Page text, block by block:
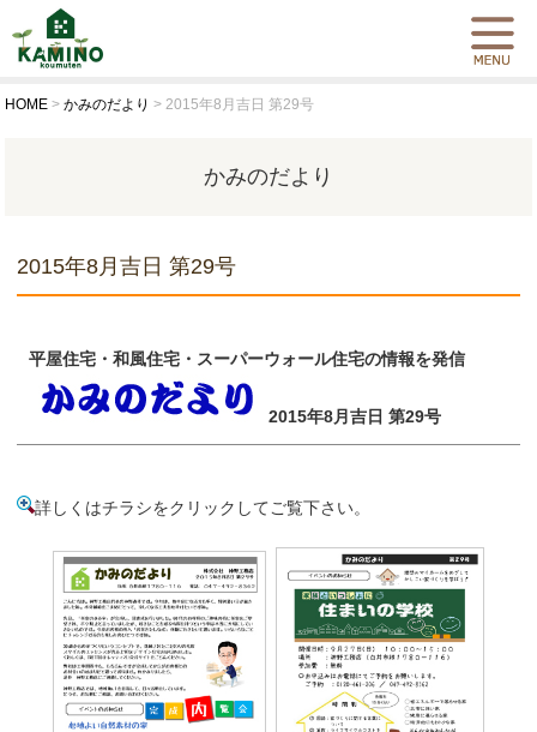
HOME >かみのだより >2015年8月吉日 第29号
かみのだより
2015年8月吉日 第29号
平屋住宅・和風住宅・スーパーウォール住宅の情報を発信
2015年8月吉日 第29号
詳しくはチラシをクリックしてご覧下さい。